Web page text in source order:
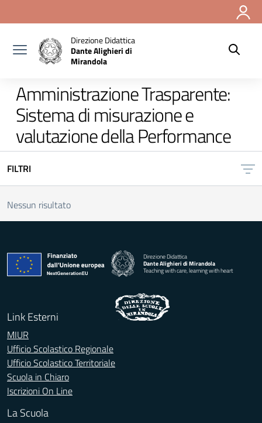
Direzione Didattica
Dante Alighieri di
Mirandola
Amministrazione Trasparente:
Sistema di misurazione e
valutazione della Performance
FILTRI
Nessun risultato
Direzione Didattica
Dante Alighieri di Mirandola
Teaching with care, learning with heart
Link Esterni
MIUR
Ufficio Scolastico Regionale
Ufficio Scolastico Territoriale
Scuola in Chiaro
Iscrizioni On Line
La Scuola